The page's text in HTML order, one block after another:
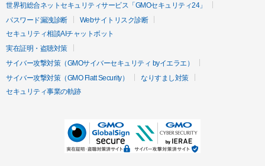
世界初総合ネットセキュリティサービス「GMOセキュリティ24」
パスワード漏洩診断
Webサイトリスク診断
セキュリティ相談AIチャットボット
実在証明・盗聴対策
サイバー攻撃対策（GMOサイバーセキュリティ byイエラエ）
サイバー攻撃対策（GMO Flatt Security）
なりすまし対策
セキュリティ事業の軌跡